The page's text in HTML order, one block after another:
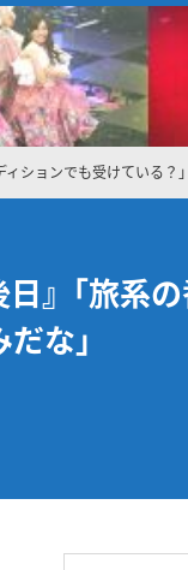
ションでも受けている？
』｢旅系
な」